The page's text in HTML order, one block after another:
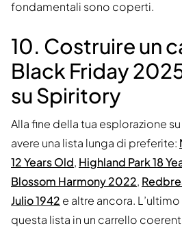
fondamentali sono coperti.
10. Costruire un
Black Friday
su Spiritory
Alla fine della tua esplorazione
avere una lista lunga di preferite:
12 Years Old, Highland Park 18
Blossom Harmony 2022,
Julio 1942 e altre ancora.
questa lista in un carrello